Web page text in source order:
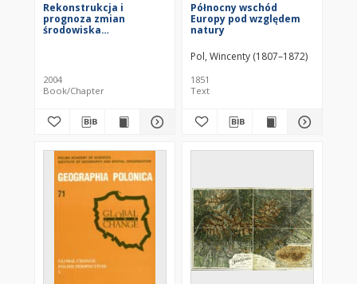
Rekonstrukcja i
prognoza zmian
środowiska
materiały z Sympozjum,
Toruń, 21-22
października 2004 r.
2004
Book/Chapter
Północny wschód
Europy pod względem
natury
Pol, Wincenty (1807–1872)
1851
Text